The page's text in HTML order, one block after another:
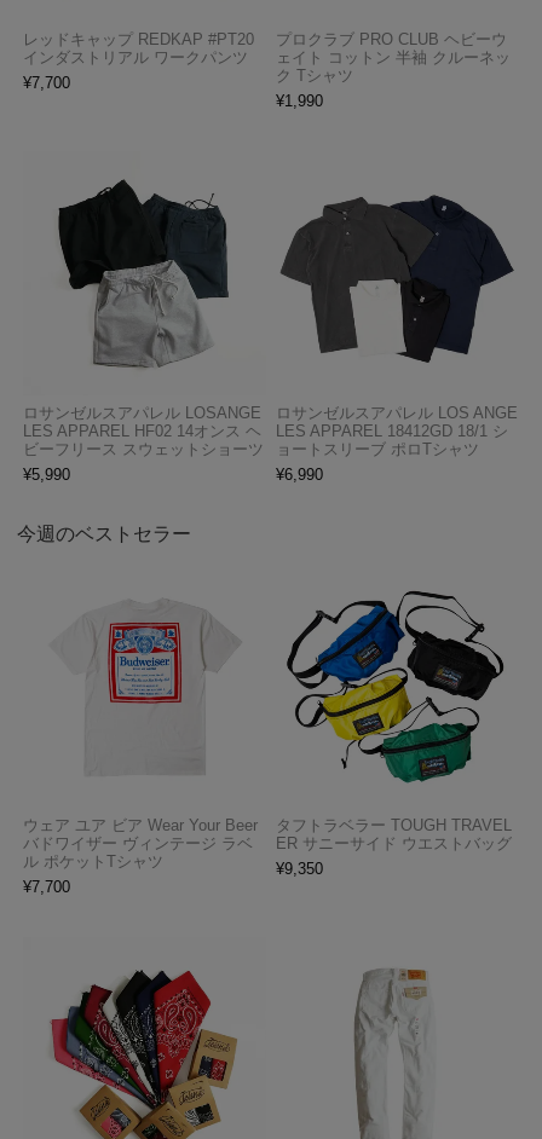
レッドキャップ REDKAP #PT20
インダストリアル ワークパンツ
¥7,700
プロクラブ PRO CLUB ヘビーウ
ェイト コットン 半袖 クルーネッ
ク Tシャツ
¥1,990
ロサンゼルスアパレル LOSANGE
LES APPAREL HF02 14オンス ヘ
ビーフリース スウェットショーツ
¥5,990
ロサンゼルスアパレル LOS ANGE
LES APPAREL 18412GD 18/1 シ
ョートスリーブ ポロTシャツ
¥6,990
今週のベストセラー
ウェア ユア ビア Wear Your Beer
バドワイザー ヴィンテージ ラベ
ル ポケットTシャツ
¥7,700
タフトラベラー TOUGH TRAVEL
ER サニーサイド ウエストバッグ
¥9,350